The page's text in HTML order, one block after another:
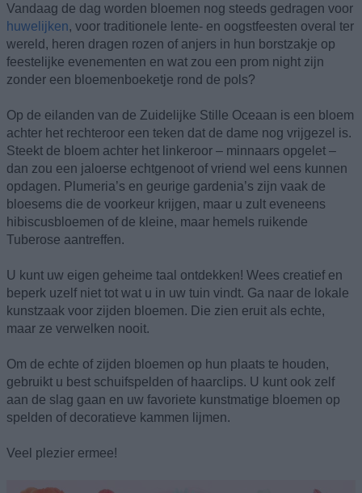
Vandaag de dag worden bloemen nog steeds gedragen voor
huwelijken, voor traditionele lente- en oogstfeesten overal ter
wereld, heren dragen rozen of anjers in hun borstzakje op
feestelijke evenementen en wat zou een prom night zijn
zonder een bloemenboeketje rond de pols?
Op de eilanden van de Zuidelijke Stille Oceaan is een bloem
achter het rechteroor een teken dat de dame nog vrijgezel is.
Steekt de bloem achter het linkeroor – minnaars opgelet –
dan zou een jaloerse echtgenoot of vriend wel eens kunnen
opdagen. Plumeria’s en geurige gardenia’s zijn vaak de
bloesems die de voorkeur krijgen, maar u zult eveneens
hibiscusbloemen of de kleine, maar hemels ruikende
Tuberose aantreffen.
U kunt uw eigen geheime taal ontdekken! Wees creatief en
beperk uzelf niet tot wat u in uw tuin vindt. Ga naar de lokale
kunstzaak voor zijden bloemen. Die zien eruit als echte,
maar ze verwelken nooit.
Om de echte of zijden bloemen op hun plaats te houden,
gebruikt u best schuifspelden of haarclips. U kunt ook zelf
aan de slag gaan en uw favoriete kunstmatige bloemen op
spelden of decoratieve kammen lijmen.
Veel plezier ermee!